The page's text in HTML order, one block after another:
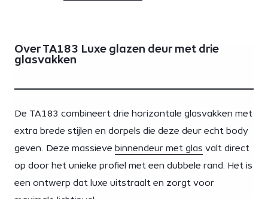
Over TA183 Luxe glazen deur met drie
glasvakken
De TA183 combineert drie horizontale glasvakken met
extra brede stijlen en dorpels die deze deur echt body
geven. Deze massieve binnendeur met glas valt direct
op door het unieke profiel met een dubbele rand. Het is
een ontwerp dat luxe uitstraalt en zorgt voor